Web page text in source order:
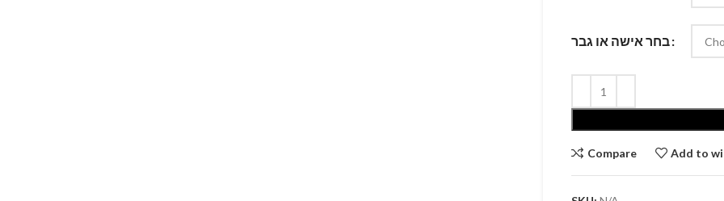
בחר אישה או גבר
Compare Add to